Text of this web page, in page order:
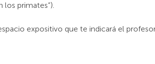
los primates”).
expositivo que te indicará el